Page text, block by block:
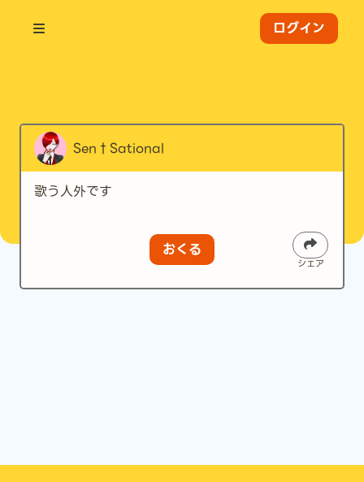
ログイン
Sen†Sational
歌う人外です
おくる
シェア